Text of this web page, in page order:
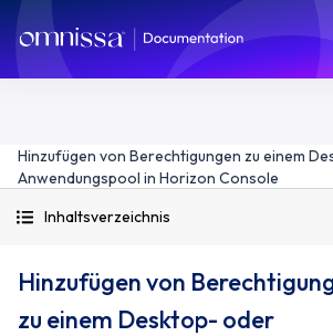
Hinzufügen von Berechtigungen zu einem
Anwendungspool in Horizon Console
Inhaltsverzeichnis
Hinzufügen von
zu einem Desktop- oder